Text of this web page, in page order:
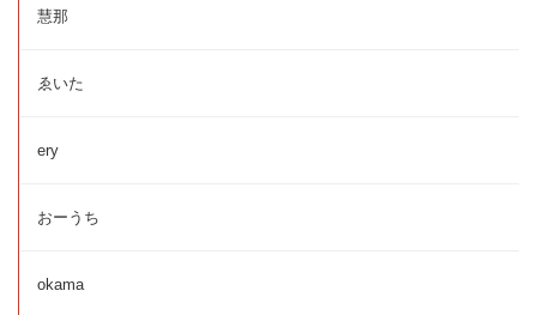
慧那
ゑいた
ery
おーうち
okama